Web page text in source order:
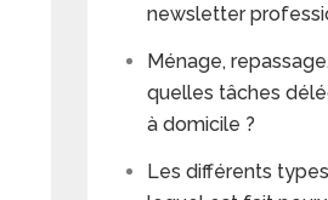
newsletter
Ménage,
quelles tâches
à domicile ?
Les différents